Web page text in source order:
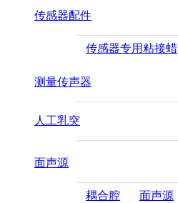
传感器配件
传感器专用粘接蜡
测量传声器
人工乳突
面声源
耦合腔 面声源